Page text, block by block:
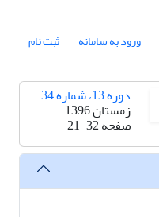
ورود به سامانه ثبت نام
دوره 13، شماره 34
زمستان 1396
صفحه21-32